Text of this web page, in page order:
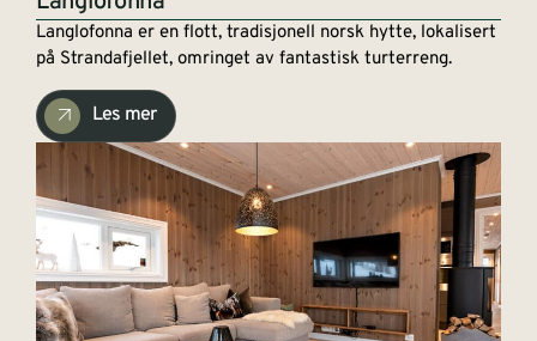
Langlofonna er en flott, tradisjonell norsk hytte, lokalisert
på Strandafjellet, omringet av fantastisk turterreng.
Les mer